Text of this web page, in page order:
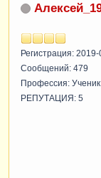
Регистрация: 2019-
Сообщений: 479
Профессия:
РЕПУТАЦИЯ: 5